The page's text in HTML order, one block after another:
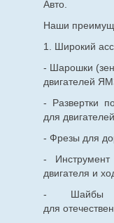
Авто.
Наши
1. Широкий
- Шарошки
двигателей
- Развертки
для
- Фрезы для
-
двигателя и
- Шайбы
для